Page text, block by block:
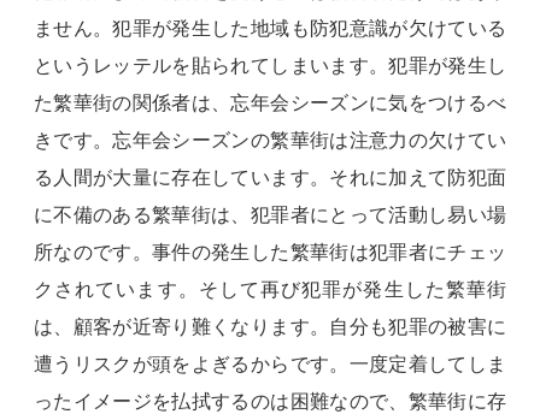
ません。犯罪が発生した地域も防犯意識が欠けている
というレッテルを貼られてしまいます。犯罪が発生し
た繁華街の関係者は、忘年会シーズンに気をつけるべ
きです。忘年会シーズンの繁華街は注意力の欠けてい
る人間が大量に存在しています。それに加えて防犯面
に不備のある繁華街は、犯罪者にとって活動し易い場
所なのです。事件の発生した繁華街は犯罪者にチェッ
クされています。そして再び犯罪が発生した繁華街
は、顧客が近寄り難くなります。自分も犯罪の被害に
遭うリスクが頭をよぎるからです。一度定着してしま
ったイメージを払拭するのは困難なので、繁華街に存